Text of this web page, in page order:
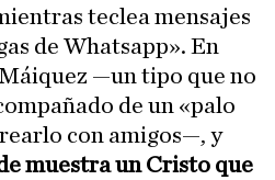
teclea mensajes
de Whatsapp». En
—un tipo que no
de un «palo
con amigos—, y
muestra un Cristo que